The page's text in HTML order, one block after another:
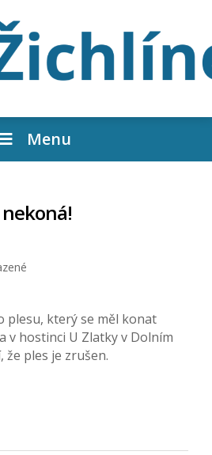
Menu
nekoná!
plesu, který se měl konat
v hostinci U Zlatky v Dolním
že ples je zrušen.